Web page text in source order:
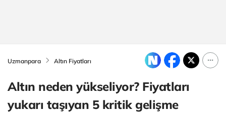
Uzmanpara Altın Fiyatları
Altın neden yükseliyor? Fiyatları
yukarı taşıyan 5 kritik gelişme